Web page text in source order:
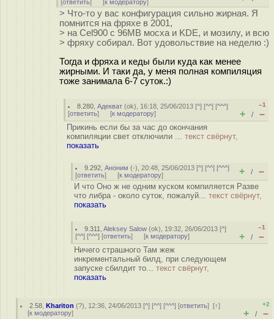
[ответить] [к модератору]
> Что-то у вас конфигурация сильно жирная. Я
помнится на фряхе в 2001,
> на Cel900 с 96MB мосха и KDE, и мозилу, и всю
> фряху собирал. Вот удовольствие на неделю :)
Тогда и фряха и кеды были куда как менее
жирными. И таки да, у меня полная компиляция
тоже занимала 6-7 суток.:)
8.280 ,Адекват (ok), 16:18, 25/06/2013 [^] [^^] [^^^]
[ответить] [к модератору]
–1
+ / –
Прикинь если бы за час до окончания
компиляции свет отключили ... текст свёрнут,
показать
9.292 ,Аноним (-), 20:48, 25/06/2013 [^] [^^] [^^^]
[ответить] [к модератору] + / –
И что Оно ж не одним куском компиляется Разве
что либра - около суток, пожалуй... текст свёрнут,
показать
9.311 ,Aleksey Salow (ok), 19:32, 26/06/2013 [^]
[^^] [^^^] [ответить] [к модератору]
–1
+ / –
Ничего страшного Там жеж
инкрементальный билд, при следующем
запуске сбилдит то... текст свёрнут,
показать
2.58 ,Khariton (?), 12:36, 24/06/2013 [^] [^^] [^^^] [ответить][↑]
[к модератору]
+2
+ / –